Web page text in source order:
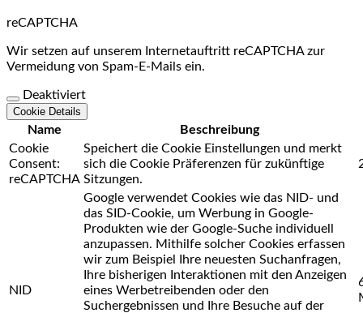
reCAPTCHA
Wir setzen auf unserem Internetauftritt reCAPTCHA zur
Vermeidung von Spam-E-Mails ein.
Deaktiviert
Cookie Details
Name Beschreibung
Cookie
Consent:
reCAPTCHA
Speichert die Cookie Einstellungen und merkt
sich die Cookie Präferenzen für zukünftige
Sitzungen.
NID
Google verwendet Cookies wie das NID- und
das SID-Cookie, um Werbung in Google-
Produkten wie der Google-Suche individuell
anzupassen. Mithilfe solcher Cookies erfassen
wir zum Beispiel Ihre neuesten Suchanfragen,
Ihre bisherigen Interaktionen mit den Anzeigen
eines Werbetreibenden oder den
Suchergebnissen und Ihre Besuche auf der